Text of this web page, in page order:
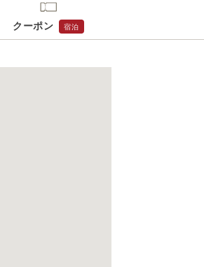
クーポン 宿泊